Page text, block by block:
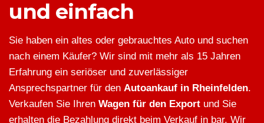
und einfach
Sie haben ein altes oder gebrauchtes Auto und suchen
nach einem Käufer? Wir sind mit mehr als 15 Jahren
Erfahrung ein seriöser und zuverlässiger
Ansprechspartner für den Autoankauf in Rheinfelden.
Verkaufen Sie Ihren Wagen für den Export und Sie
erhalten die Bezahlung direkt beim Verkauf in bar. Wir